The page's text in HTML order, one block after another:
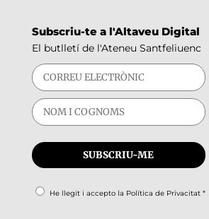
Subscriu-te a l'Altaveu Digital
El butlletí de l'Ateneu Santfeliuenc
He llegit i accepto la Política de Privacitat*